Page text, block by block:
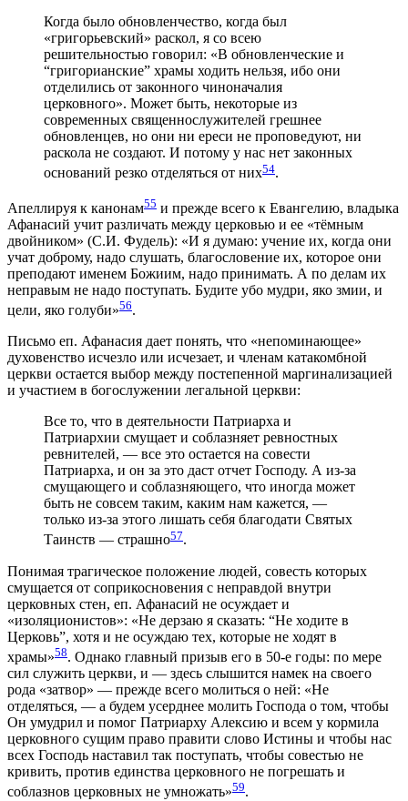
Когда было обновленчество, когда был
«григорьевский» раскол, я со всею
решительностью говорил: «В обновленческие и
“григорианские” храмы ходить нельзя, ибо они
отделились от законного чиноначалия
церковного». Может быть, некоторые из
современных священнослужителей грешнее
обновленцев, но они ни ереси не проповедуют, ни
раскола не создают. И потому у нас нет законных
оснований резко отделяться от них54.
Апеллируя к канонам55 и прежде всего к Евангелию, владыка
Афанасий учит различать между церковью и ее «тёмным
двойником» (С.И. Фудель): «И я думаю: учение их, когда они
учат доброму, надо слушать, благословение их, которое они
преподают именем Божиим, надо принимать. А по делам их
неправым не надо поступать. Будите убо мудри, яко змии, и
цели, яко голуби»56.
Письмо еп. Афанасия дает понять, что «непоминающее»
духовенство исчезло или исчезает, и членам катакомбной
церкви остается выбор между постепенной маргинализацией
и участием в богослужении легальной церкви:
Все то, что в деятельности Патриарха и
Патриархии смущает и соблазняет ревностных
ревнителей, — все это остается на совести
Патриарха, и он за это даст отчет Господу. А из-за
смущающего и соблазняющего, что иногда может
быть не совсем таким, каким нам кажется, —
только из-за этого лишать себя благодати Святых
Таинств — страшно57.
Понимая трагическое положение людей, совесть которых
смущается от соприкосновения с неправдой внутри
церковных стен, еп. Афанасий не осуждает и
«изоляционистов»: «Не дерзаю я сказать: “Не ходите в
Церковь”, хотя и не осуждаю тех, которые не ходят в
храмы»58. Однако главный призыв его в 50-е годы: по мере
сил служить церкви, и — здесь слышится намек на своего
рода «затвор» — прежде всего молиться о ней: «Не
отделяться, — а будем усерднее молить Господа о том, чтобы
Он умудрил и помог Патриарху Алексию и всем у кормила
церковного сущим право правити слово Истины и чтобы нас
всех Господь наставил так поступать, чтобы совестью не
кривить, против единства церковного не погрешать и
соблазнов церковных не умножать»59.